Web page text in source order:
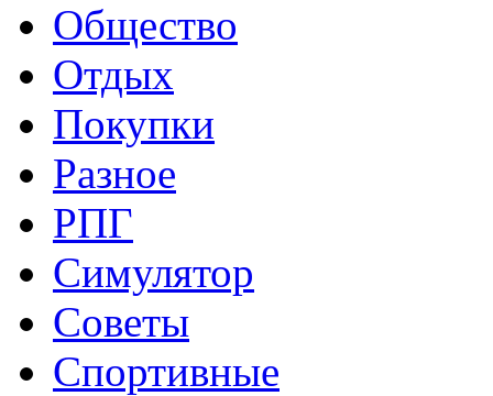
Общество
Отдых
Покупки
Разное
РПГ
Симулятор
Советы
Спортивные